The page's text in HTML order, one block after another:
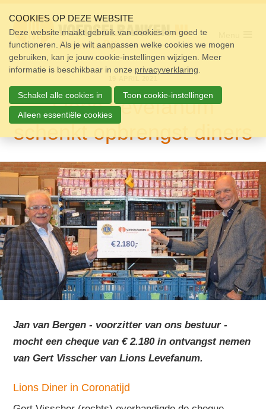
links
over
Spring
naar
de
Spring
naar
de
inhoud
Lions Levefanum
schenkt opbrengst diners
Jan van Bergen - voorzitter van ons bestuur -
mocht een cheque van € 2.180 in ontvangst nemen
van Gert Visscher van Lions Levefanum.
Lions Diner in Coronatijd
Home
Pakket
Doneren
Vrijwilligers
Doneer
Contact
Zoek
COOKIES OP DEZE WEBSITE
Deze website maakt gebruik van cookies om goed te
functioneren. Als je wilt aanpassen welke cookies we mogen
gebruiken, kan je jouw cookie-instellingen wijzigen. Meer
informatie is beschikbaar in onze privacyverklaring
Schakel alle cookies in Toon cookie-instellingen
Alleen essentiële cookies